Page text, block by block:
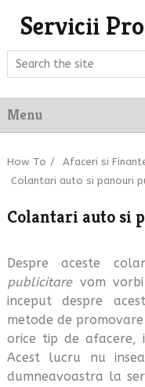
Servicii
Menu
How To / Afaceri si
Colantari auto si panouri
Colantari auto si
Despre aceste
publicitarevom vorbi
inceput despre
metode de
orice tip de afacere,
Acest lucru nu
dumneavoastra la